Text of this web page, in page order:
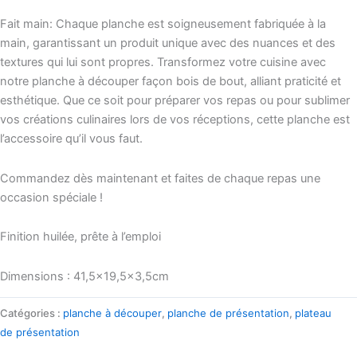
Fait main: Chaque planche est soigneusement fabriquée à la
main, garantissant un produit unique avec des nuances et des
textures qui lui sont propres. Transformez votre cuisine avec
notre planche à découper façon bois de bout, alliant praticité et
esthétique. Que ce soit pour préparer vos repas ou pour sublimer
vos créations culinaires lors de vos réceptions, cette planche est
l’accessoire qu’il vous faut.
Commandez dès maintenant et faites de chaque repas une
occasion spéciale !
Finition huilée, prête à l’emploi
Dimensions : 41,5×19,5×3,5cm
Catégories : planche à découper, planche de présentation, plateau
de présentation